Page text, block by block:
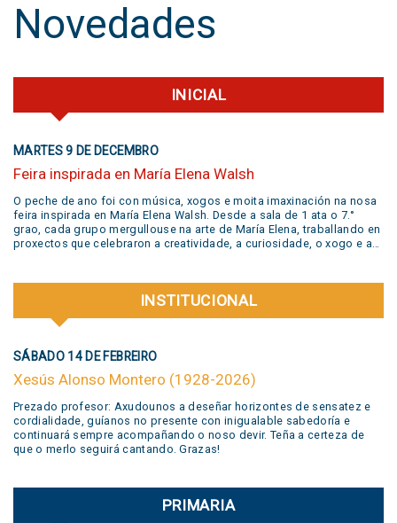
Novedades
INICIAL
MARTES 9 DE DECEMBRO
Feira inspirada en María Elena Walsh
O peche de ano foi con música, xogos e moita imaxinación na nosa
feira inspirada en María Elena Walsh. Desde a sala de 1 ata o 7.°
grao, cada grupo mergullouse na arte de María Elena, traballando en
proxectos que celebraron a creatividade, a curiosidade, o xogo e a
sumarse para pechar a xornada coa súa música. Grazas polo talento
e a alegría que nos compartiron! VER VIDEO AQUÍ
INSTITUCIONAL
SÁBADO 14 DE FEBREIRO
Xesús Alonso Montero (1928-2026)
Prezado profesor: Axudounos a deseñar horizontes de sensatez e
cordialidade, guíanos no presente con inigualable sabedoría e
continuará sempre acompañando o noso devir. Teña a certeza de
que o merlo seguirá cantando. Grazas!
PRIMARIA